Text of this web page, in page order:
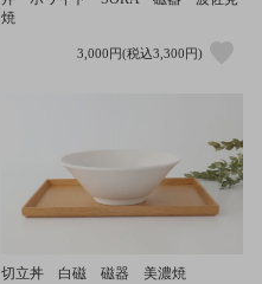
焼
3,000円(税込3,300円)
切立丼 白磁 磁器 美濃焼